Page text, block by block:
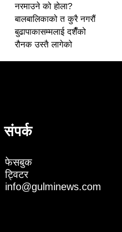
नरमाउने को होला?
बालबालिकाको त कुरै नगरौं
बुढापाकासम्मलाई दशैँको
रौनक उस्तै लागेको
संपर्क
फेसबुक
ट्विटर
info@gulminews.com